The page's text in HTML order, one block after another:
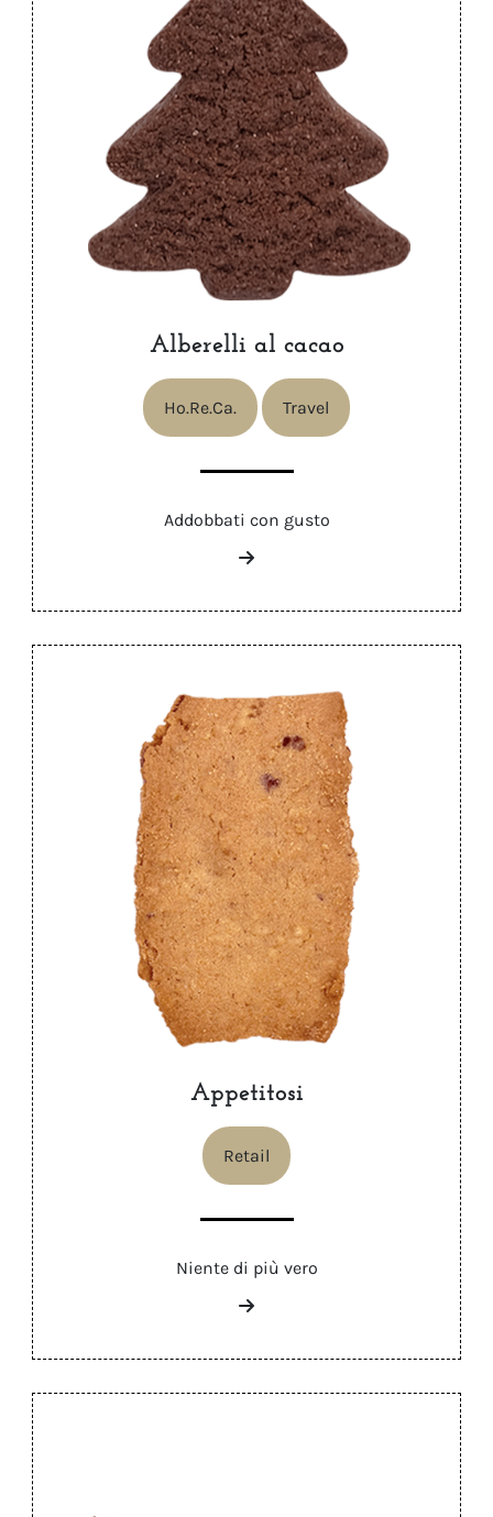
Alberelli al cacao
Ho.Re.Ca. Travel
Addobbati con gusto
Appetitosi
Retail
Niente di più vero